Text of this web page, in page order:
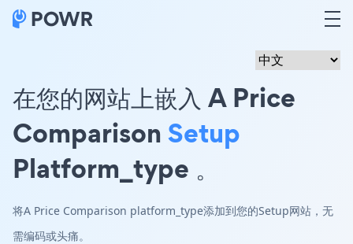
在您的网站上嵌入 A Price
ComparisonSetup
Platform_type 。
将A Price Comparison platform_type添加到您的Setup网站，无
需编码或头痛。